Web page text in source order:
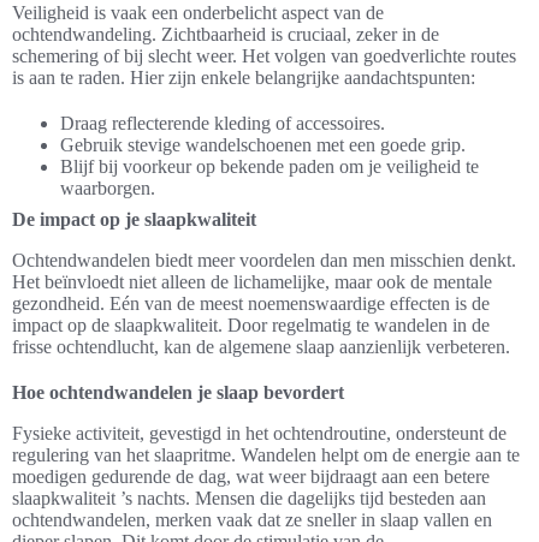
Veiligheid is vaak een onderbelicht aspect van de
ochtendwandeling. Zichtbaarheid is cruciaal, zeker in de
schemering of bij slecht weer. Het volgen van goedverlichte routes
is aan te raden. Hier zijn enkele belangrijke aandachtspunten:
Draag reflecterende kleding of accessoires.
Gebruik stevige wandelschoenen met een goede grip.
Blijf bij voorkeur op bekende paden om je veiligheid te
waarborgen.
De impact op je slaapkwaliteit
Ochtendwandelen biedt meer voordelen dan men misschien denkt.
Het beïnvloedt niet alleen de lichamelijke, maar ook de mentale
gezondheid. Eén van de meest noemenswaardige effecten is de
impact op de slaapkwaliteit. Door regelmatig te wandelen in de
frisse ochtendlucht, kan de algemene slaap aanzienlijk verbeteren.
Hoe ochtendwandelen je slaap bevordert
Fysieke activiteit, gevestigd in het ochtendroutine, ondersteunt de
regulering van het slaapritme. Wandelen helpt om de energie aan te
moedigen gedurende de dag, wat weer bijdraagt aan een betere
slaapkwaliteit ’s nachts. Mensen die dagelijks tijd besteden aan
ochtendwandelen, merken vaak dat ze sneller in slaap vallen en